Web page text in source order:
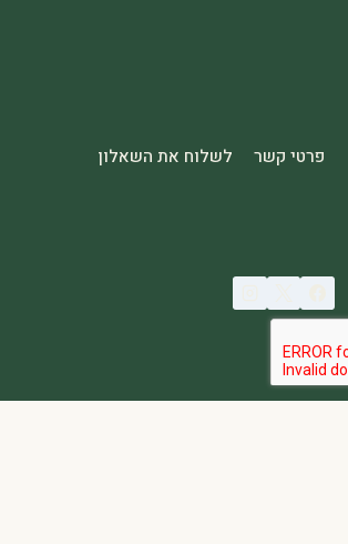
פרטי קשר לשלוח את השאלון
© 2026 spa2000